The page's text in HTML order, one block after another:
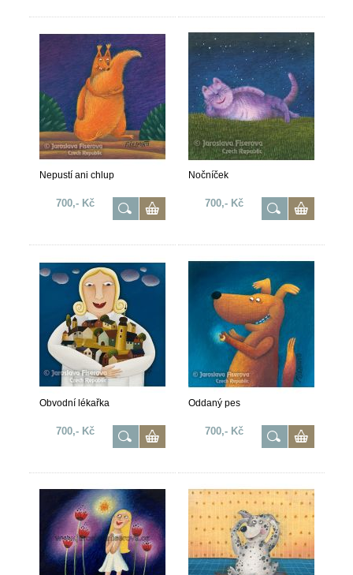
Nepustí ani chlup
700,- Kč
Nočníček
700,- Kč
Obvodní lékařka
700,- Kč
Oddaný pes
700,- Kč